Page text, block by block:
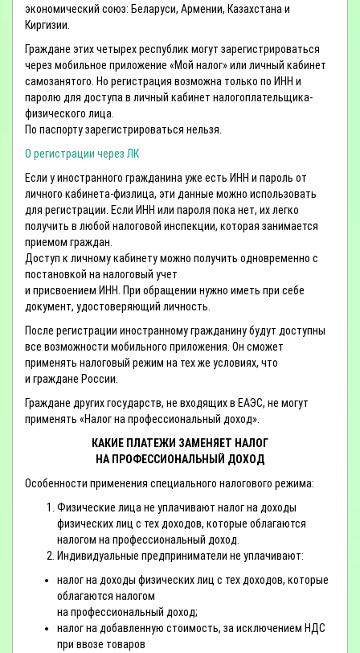
экономический союз: Беларуси, Армении, Казахстана и
Киргизии.
Граждане этих четырех республик могут зарегистрироваться
через мобильное приложение «Мой налог» или личный кабинет
самозанятого. Но регистрация возможна только по ИНН и
паролю для доступа в личный кабинет налогоплательщика-
физического лица.
По паспорту зарегистрироваться нельзя.
О регистрации через ЛК
Если у иностранного гражданина уже есть ИНН и пароль от
личного кабинета-физлица, эти данные можно использовать
для регистрации. Если ИНН или пароля пока нет, их легко
получить в любой налоговой инспекции, которая занимается
приемом граждан.
Доступ к личному кабинету можно получить одновременно с
постановкой на налоговый учет
и присвоением ИНН. При обращении нужно иметь при себе
документ, удостоверяющий личность.
После регистрации иностранному гражданину будут доступны
все возможности мобильного приложения. Он сможет
применять налоговый режим на тех же условиях, что
и граждане России.
Граждане других государств, не входящих в ЕАЭС, не могут
применять «Налог на профессиональный доход».
КАКИЕ ПЛАТЕЖИ ЗАМЕНЯЕТ НАЛОГ
НА ПРОФЕССИОНАЛЬНЫЙ ДОХОД
Особенности применения специального налогового режима:
Физические лица не уплачивают налог на доходы
физических лиц с тех доходов, которые облагаются
налогом на профессиональный доход.
Индивидуальные предприниматели не уплачивают:
налог на доходы физических лиц с тех доходов, которые
облагаются налогом
на профессиональный доход;
налог на добавленную стоимость, за исключением НДС
при ввозе товаров